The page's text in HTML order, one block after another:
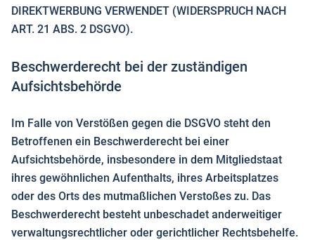
DIREKTWERBUNG VERWENDET (WIDERSPRUCH NACH
ART. 21 ABS. 2 DSGVO).
Beschwerde­recht bei der zuständigen
Aufsichts­behörde
Im Falle von Verstößen gegen die DSGVO steht den
Betroffenen ein Beschwerderecht bei einer
Aufsichtsbehörde, insbesondere in dem Mitgliedstaat
ihres gewöhnlichen Aufenthalts, ihres Arbeitsplatzes
oder des Orts des mutmaßlichen Verstoßes zu. Das
Beschwerderecht besteht unbeschadet anderweitiger
verwaltungsrechtlicher oder gerichtlicher Rechtsbehelfe.